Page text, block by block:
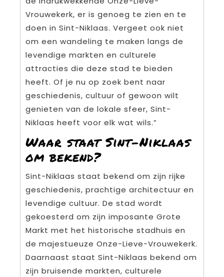
Vrouwekerk, er is genoeg te zien en te
doen in Sint-Niklaas. Vergeet ook niet
om een wandeling te maken langs de
levendige markten en culturele
attracties die deze stad te bieden
heeft. Of je nu op zoek bent naar
geschiedenis, cultuur of gewoon wilt
genieten van de lokale sfeer, Sint-
Niklaas heeft voor elk wat wils.”
Waar staat Sint-Niklaas
om bekend?
Sint-Niklaas staat bekend om zijn rijke
geschiedenis, prachtige architectuur en
levendige cultuur. De stad wordt
gekoesterd om zijn imposante Grote
Markt met het historische stadhuis en
de majestueuze Onze-Lieve-Vrouwekerk.
Daarnaast staat Sint-Niklaas bekend om
zijn bruisende markten, culturele